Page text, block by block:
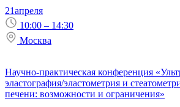
21апреля
10:00 – 14:30
Москва
Научно-практическая конференция
эластография/эластометрия и
печени: возможности и ограничения»